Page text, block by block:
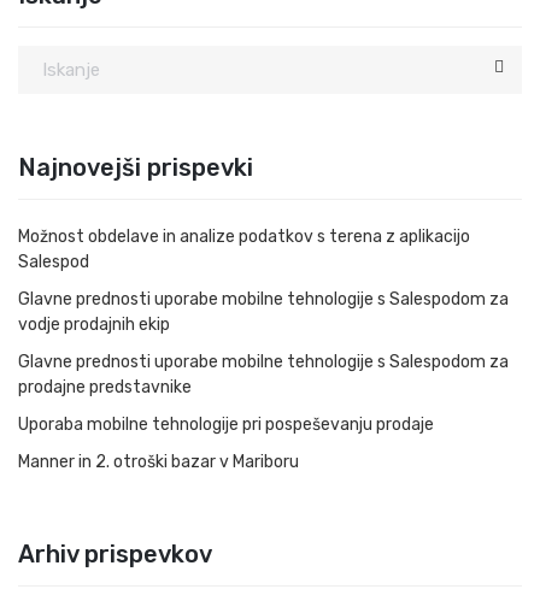
Najnovejši prispevki
Možnost obdelave in analize podatkov s terena z aplikacijo
Salespod
Glavne prednosti uporabe mobilne tehnologije s Salespodom za
vodje prodajnih ekip
Glavne prednosti uporabe mobilne tehnologije s Salespodom za
prodajne predstavnike
Uporaba mobilne tehnologije pri pospeševanju prodaje
Manner in 2. otroški bazar v Mariboru
Arhiv prispevkov